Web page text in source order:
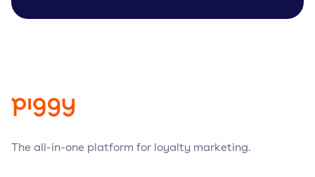
The all-in-one platform for loyalty marketing.